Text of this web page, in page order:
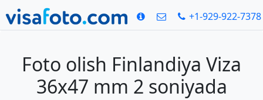
+1-929-922-7378
Foto olish Finlandiya Viza
36x47 mm 2 soniyada